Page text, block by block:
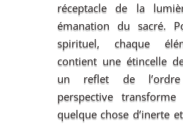
réceptacle de la
émanation du sacré.
spirituel, chaque
contient une étincelle
un reflet de
perspective
quelque chose d’inerte